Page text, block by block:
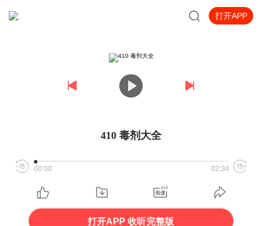
打开APP
410 毒剂大全
00:00 02:34
打开APP 收听完整版